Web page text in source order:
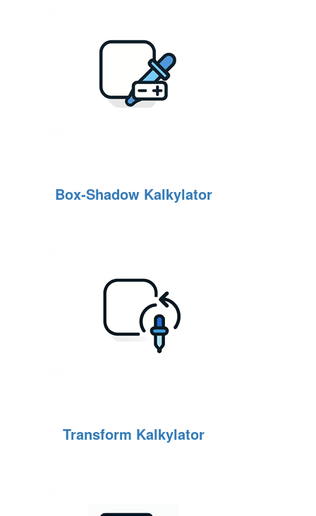
Box‑Shadow Kalkylator
Transform Kalkylator